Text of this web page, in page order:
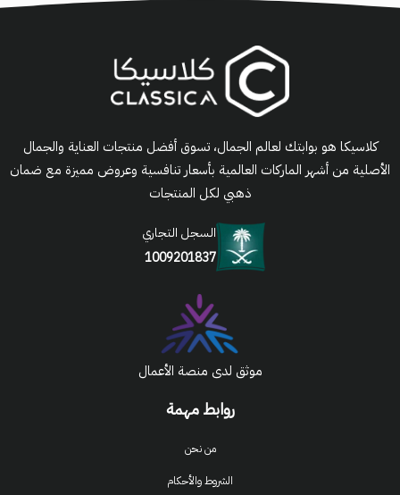
روابط مهمة
من نحن
الشروط والأحكام
كلاسيكا هو بوابتك لعالم الجمال، تسوق أفضل منتجات العناية والجمال
الأصلية من أشهر الماركات العالمية بأسعار تنافسية وعروض مميزة مع ضمان
ذهبي لكل المنتجات
السجل التجاري
1009201837
موثق لدى منصة الأعمال